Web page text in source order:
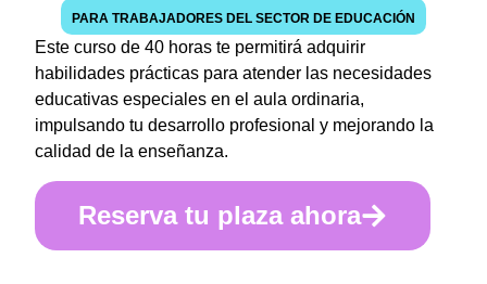
PARA TRABAJADORES DEL SECTOR DE EDUCACIÓN
Este curso de 40 horas te permitirá adquirir
habilidades prácticas para atender las necesidades
educativas especiales en el aula ordinaria,
impulsando tu desarrollo profesional y mejorando la
calidad de la enseñanza.
Reserva tu plaza ahora